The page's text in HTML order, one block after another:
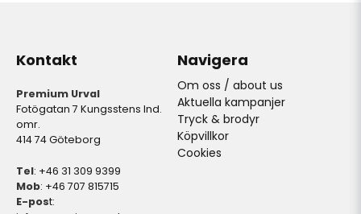
Kontakt
Premium Urval
Fotögatan 7 Kungsstens Ind.
omr.
414 74 Göteborg
Tel: +46 31 309 9399
Mob: +46 707 815715
E-post:
Navigera
Om oss / about us
Aktuella kampanjer
Tryck & brodyr
Köpvillkor
Cookies